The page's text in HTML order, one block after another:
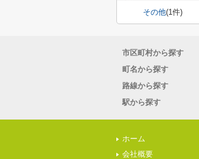
その他(1件)
市区町村から探す
町名から探す
路線から探す
駅から探す
ホーム
会社概要